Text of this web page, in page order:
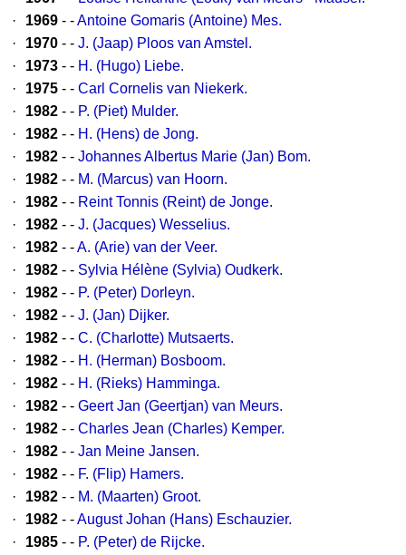
·
1969 - -Antoine Gomaris (Antoine) Mes.
·
1970 - - J. (Jaap) Ploos van Amstel.
·
1973 - - H. (Hugo) Liebe.
·
1975 - - Carl Cornelis van Niekerk.
·
1982 - - P. (Piet) Mulder.
·
1982 - - H. (Hens) de Jong.
·
1982 - - Johannes Albertus Marie (Jan) Bom.
·
1982 - - M. (Marcus) van Hoorn.
·
1982 - - Reint Tonnis (Reint) de Jonge.
·
1982 - - J. (Jacques) Wesselius.
·
1982 - -A. (Arie) van der Veer.
·
1982 - - Sylvia Hélène (Sylvia) Oudkerk.
·
1982 - - P. (Peter) Dorleyn.
·
1982 - - J. (Jan) Dijker.
·
1982 - - C. (Charlotte) Mutsaerts.
·
1982 - - H. (Herman) Bosboom.
·
1982 - - H. (Rieks) Hamminga.
·
1982 - - Geert Jan (Geertjan) van Meurs.
·
1982 - - Charles Jean (Charles) Kemper.
·
1982 - - Jan Meine Jansen.
·
1982 - - F. (Flip) Hamers.
·
1982 - - M. (Maarten) Groot.
·
1982 - -August Johan (Hans) Eschauzier.
·
1985 - - P. (Peter) de Rijcke.